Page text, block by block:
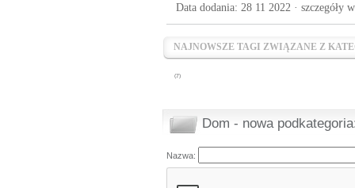
Data dodania: 28 11 2022 · szczegóły
NAJNOWSZE TAGI ZWIĄZANE Z
(7)
Dom - nowa
Nazwa: